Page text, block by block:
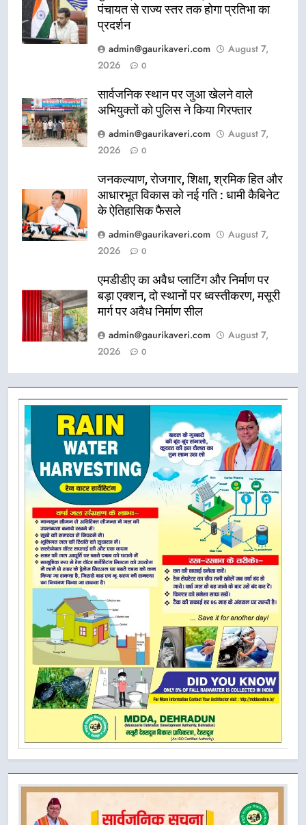
पंचायत से राज्य स्तर तक होगा प्रतिभा का
प्रदर्शन
admin@gaurikaveri.com
August 7,
2026
0
सार्वजनिक स्थान पर जुआ खेलने वाले
अभियुक्तों को पुलिस ने किया गिरफ्तार
admin@gaurikaveri.com
August 7,
2026
0
जनकल्याण, रोजगार, शिक्षा, श्रमिक हित और
आधारभूत विकास को नई गति : धामी कैबिनेट
के ऐतिहासिक फैसले
admin@gaurikaveri.com
August 7,
2026
0
एमडीडीए का अवैध प्लाटिंग और निर्माण पर
बड़ा एक्शन, दो स्थानों पर ध्वस्तीकरण, मसूरी
मार्ग पर अवैध निर्माण सील
admin@gaurikaveri.com
August 7,
2026
0